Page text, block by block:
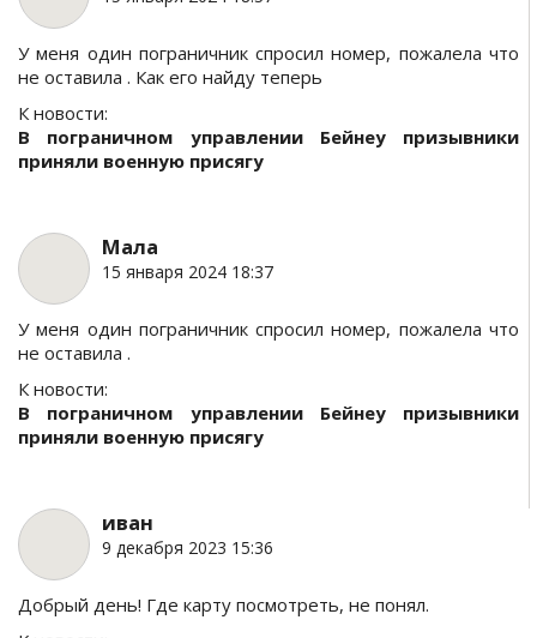
У меня один пограничник спросил номер, пожалела что
не оставила . Как его найду теперь
К новости:
В пограничном управлении Бейнеу призывники
приняли военную присягу
Мала
15 января 2024 18:37
У меня один пограничник спросил номер, пожалела что
не оставила .
К новости:
В пограничном управлении Бейнеу призывники
приняли военную присягу
иван
9 декабря 2023 15:36
Добрый день! Где карту посмотреть, не понял.